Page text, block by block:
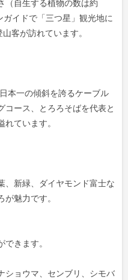
（自生する植物の数は約
イドで「三つ星」観光地に
客が訪れています。
本一の傾斜を誇るケーブル
コース、とろろそばを代表と
ています。
、新緑、ダイヤモンド富士な
魅力です。
きます。
ショウマ、センブリ、シモバ